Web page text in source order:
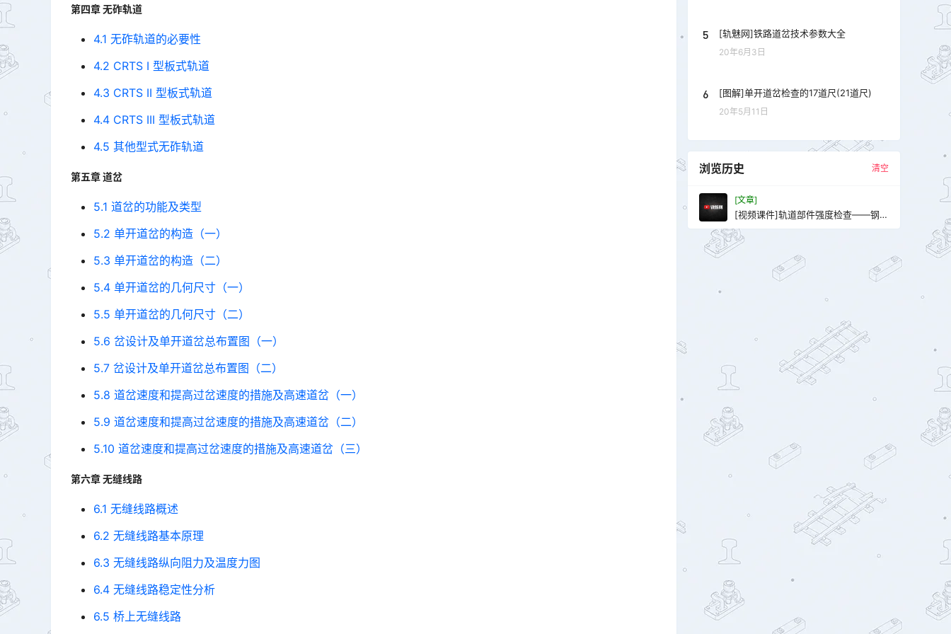
第四章 无砟轨道
4.1 无砟轨道的必要性
4.2 CRTS I 型板式轨道
4.3 CRTS II 型板式轨道
4.4 CRTS III 型板式轨道
4.5 其他型式无砟轨道
第五章 道岔
5.1 道岔的功能及类型
5.2 单开道岔的构造（一）
5.3 单开道岔的构造（二）
5.4 单开道岔的几何尺寸（一）
5.5 单开道岔的几何尺寸（二）
5.6 岔设计及单开道岔总布置图（一）
5.7 岔设计及单开道岔总布置图（二）
5.8 道岔速度和提高过岔速度的措施及高速道岔（一）
5.9 道岔速度和提高过岔速度的措施及高速道岔（二）
5.10 道岔速度和提高过岔速度的措施及高速道岔（三）
第六章 无缝线路
6.1 无缝线路概述
6.2 无缝线路基本原理
6.3 无缝线路纵向阻力及温度力图
6.4 无缝线路稳定性分析
6.5 桥上无缝线路
5 [轨魅网]铁路道岔技术参数大全
20年6月3日
6 [图解]单开道岔检查的17道尺(21道尺)
20年5月11日
浏览历史 清空
[文章]
[视频课件]轨道部件强度检查——钢轨
扣件